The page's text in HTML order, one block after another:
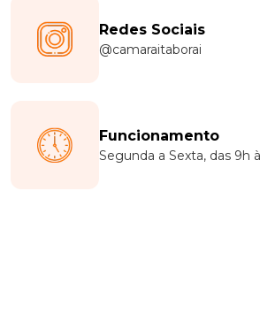
Redes Sociais
@camaraitaborai
Funcionamento
Segunda a Sexta, das 9h